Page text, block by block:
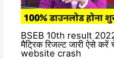
BSEB 10th result
मैट्रिक रिजल्ट जारी ऐसे
website crash